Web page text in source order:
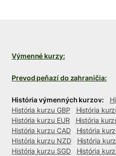
Výmenné kurzy:
Prevod peňazí do zahraničia:
História výmenných kurzov:
História kurzu GBP
História
História kurzu EUR
História
História kurzu CAD
História
História kurzu NZD
História
História kurzu SGD
História